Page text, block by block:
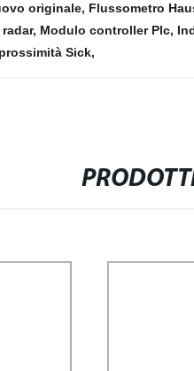
originale, Flussometro
, Modulo controller Plc,
Sick,